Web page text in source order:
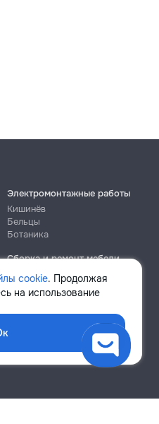
cookie. Продолжая
на использование
Электромонтажные работы
Кишинёв
Бельцы
Ботаника
Сборка и ремонт мебели
Кишинёв
Ботаника